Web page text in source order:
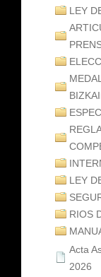
LEY
LEY
RIOS
Acta
2026